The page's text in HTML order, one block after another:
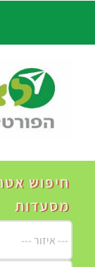
חיפוש
מסעדות